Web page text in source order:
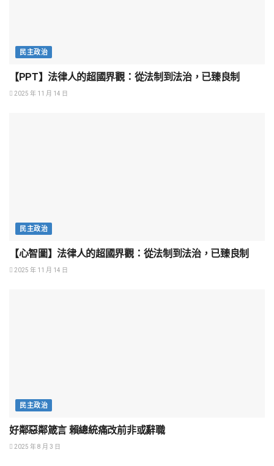
民主政治
【PPT】法律人的超國界觀：從法制到法治，已臻良制
2025 年 11 月 14 日
民主政治
【心智圖】法律人的超國界觀：從法制到法治，已臻良制
2025 年 11 月 14 日
民主政治
好鄰惡鄰箴言 賴總統痛改前非或辭職
2025 年 8 月 3 日